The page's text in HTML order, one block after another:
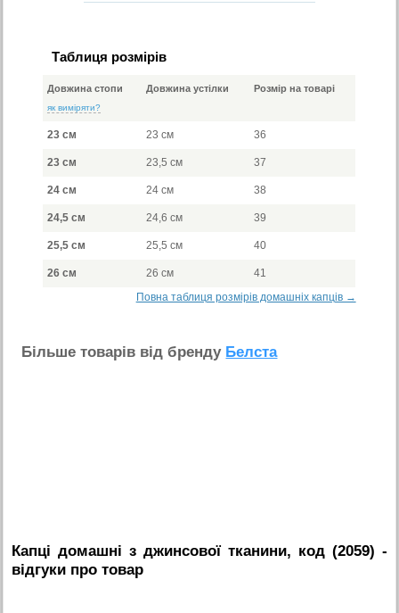
Таблиця розмірів
Довжина стопи
як виміряти?
Довжина устілки Розмір на товарі
23 см 23 см 36
23 см 23,5 см 37
24 см 24 см 38
24,5 см 24,6 см 39
25,5 см 25,5 см 40
26 см 26 см
41
Повна таблиця розмірів домашніх капців →
Бiльше товарiв вiд бренду Белста
Капці домашні з джинсової тканини, код (2059) -
вiдгуки про товар